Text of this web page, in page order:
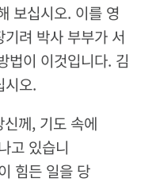
보십시오. 이를 영
려 박사 부부가 서
법이 이것입니다. 김
시오.
께, 기도 속에
고 있습니
힘든 일을 당